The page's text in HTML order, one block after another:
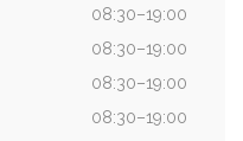
08:30–19:00
08:30–19:00
08:30–19:00
08:30–19:00